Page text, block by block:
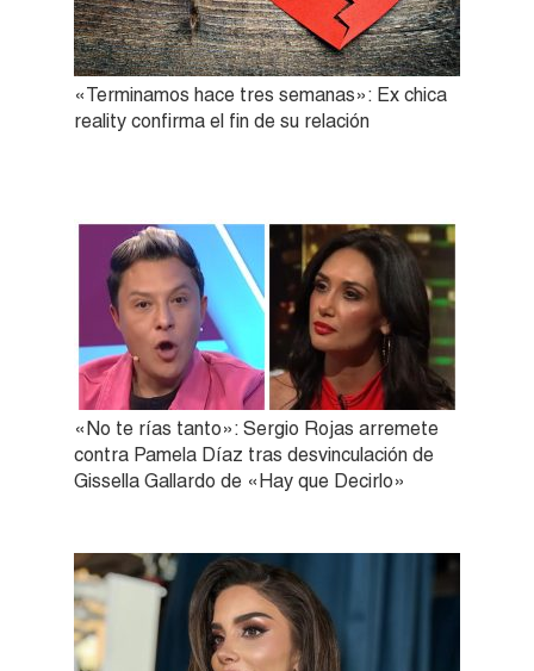
«Terminamos hace tres semanas»: Ex chica
reality confirma el fin de su relación
«No te rías tanto»: Sergio Rojas arremete
contra Pamela Díaz tras desvinculación de
Gissella Gallardo de «Hay que Decirlo»